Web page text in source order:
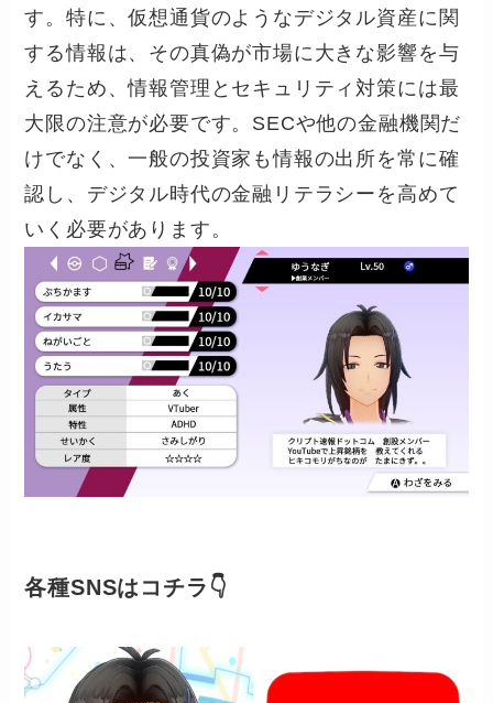
す。特に、仮想通貨のようなデジタル資産に関
する情報は、その真偽が市場に大きな影響を与
えるため、情報管理とセキュリティ対策には最
大限の注意が必要です。SECや他の金融機関だ
けでなく、一般の投資家も情報の出所を常に確
認し、デジタル時代の金融リテラシーを高めて
いく必要があります。
各種SNSはコチラ👇